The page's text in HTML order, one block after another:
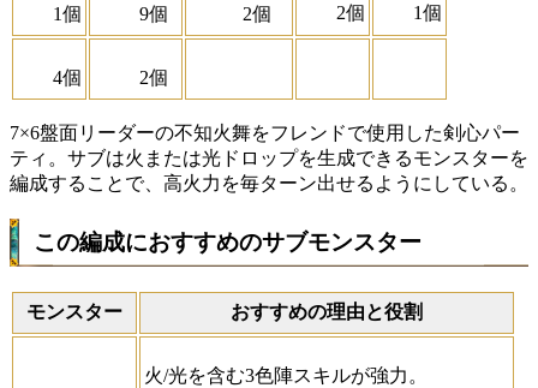
1個 9個 2個 2個 1個
4個 2個
7×6盤面リーダーの不知火舞をフレンドで使用した剣心パー
ティ。サブは火または光ドロップを生成できるモンスターを
編成することで、高火力を毎ターン出せるようにしている。
この編成におすすめのサブモンスター
モンスター おすすめの理由と役割
火/光を含む3色陣スキルが強力。